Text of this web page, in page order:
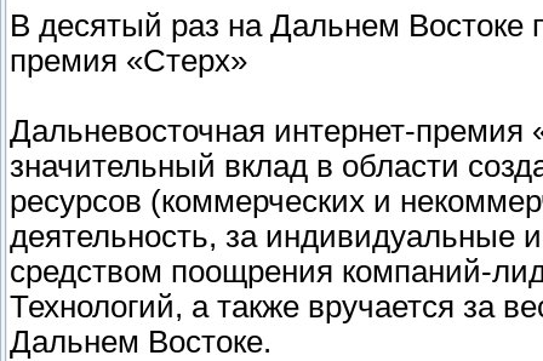
В десятый раз на Дальнем Востоке
премия «Стерх»
Дальневосточная интернет-премия
значительный вклад в области
ресурсов (коммерческих и
деятельность, за индивидуальные
средством поощрения компаний-
Технологий, а также вручается за
Дальнем Востоке.